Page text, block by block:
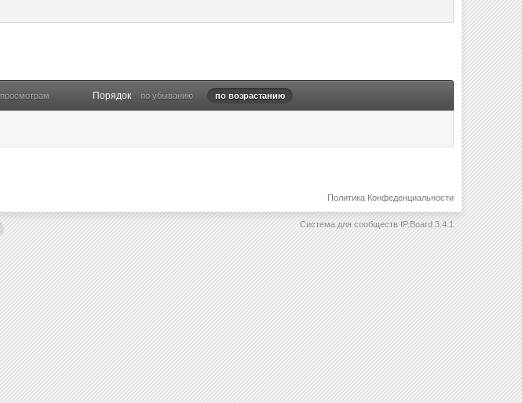
просмотрам Порядок по убыванию по возрастанию
Политика Конфеденциальности
Система для сообществ IP.Board 3.4.1